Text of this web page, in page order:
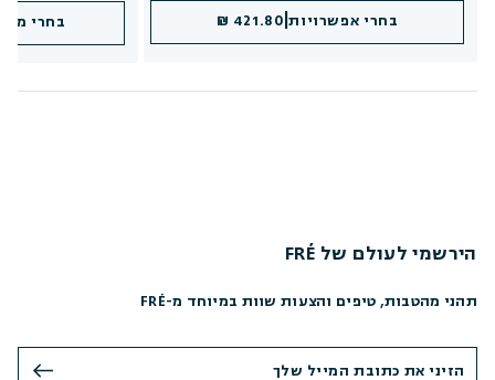
בחרי אפשרויות|
421.80 ₪ הוספה לסל|
421.80 ₪ בחרי
הירשמי לעולם של FRÉ
תהני מהטבות, טיפים והצעות שוות במיוחד מ-FRÉ